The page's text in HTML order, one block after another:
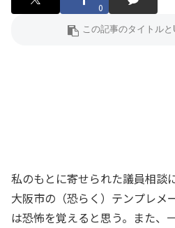
0
私のもとに寄せられた議員相談
大阪市の（恐らく）テンプレメ
は恐怖を覚えると思う。また、